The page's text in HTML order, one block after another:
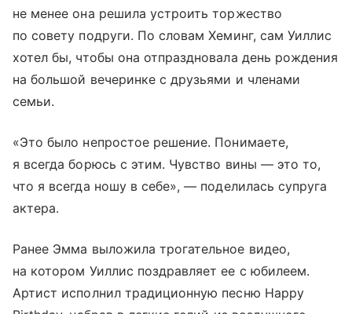
не менее она решила устроить торжество
по совету подруги. По словам Хеминг, сам Уиллис
хотел бы, чтобы она отпраздновала день рождения
на большой вечеринке с друзьями и членами
семьи.
«Это было непростое решение. Понимаете,
я всегда борюсь с этим. Чувство вины — это то,
что я всегда ношу в себе», — поделилась супруга
актера.
Ранее Эмма выложила трогательное видео,
на котором Уиллис поздравляет ее с юбилеем.
Артист исполнил традиционную песню Happy